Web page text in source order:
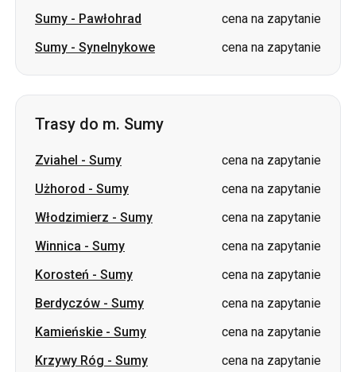
Trasy do m. Sumy
Zviahel-Sumy
cena na zapytanie
Włodzimierz- Sumy
Winnica-Sumy
cena na zapytanie
Korosteń-Sumy
cena na zapytanie
Berdyczów-Sumy
cena na zapytanie
Kamieńskie-Sumy
cena na zapytanie
Krzywy Róg-Sumy
cena na zapytanie
Kowel-Sumy
cena na zapytanie
Pawłohrad-Sumy cena na zapytanie